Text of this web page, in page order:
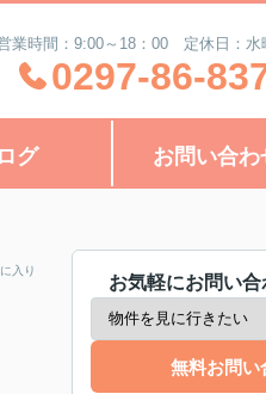
業時間：9:00～18：00 定休日：水
0297-86-
グ お問い合わ
入り
お気軽にお問い
無料お問い